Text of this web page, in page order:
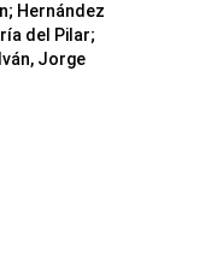
; Hernández
del Pilar;
Jorge